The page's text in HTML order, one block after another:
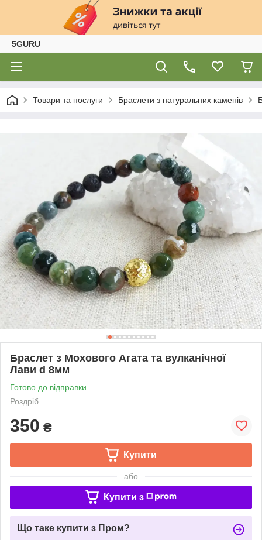
5GURU
Товари та послуги Браслети з натуральних каменів
Браслет з Мохового Агата та вулканічної
Лави d 8мм
Готово до відправки
Роздріб
350 ₴
Купити
або
Купити з
Що таке купити з Пром?